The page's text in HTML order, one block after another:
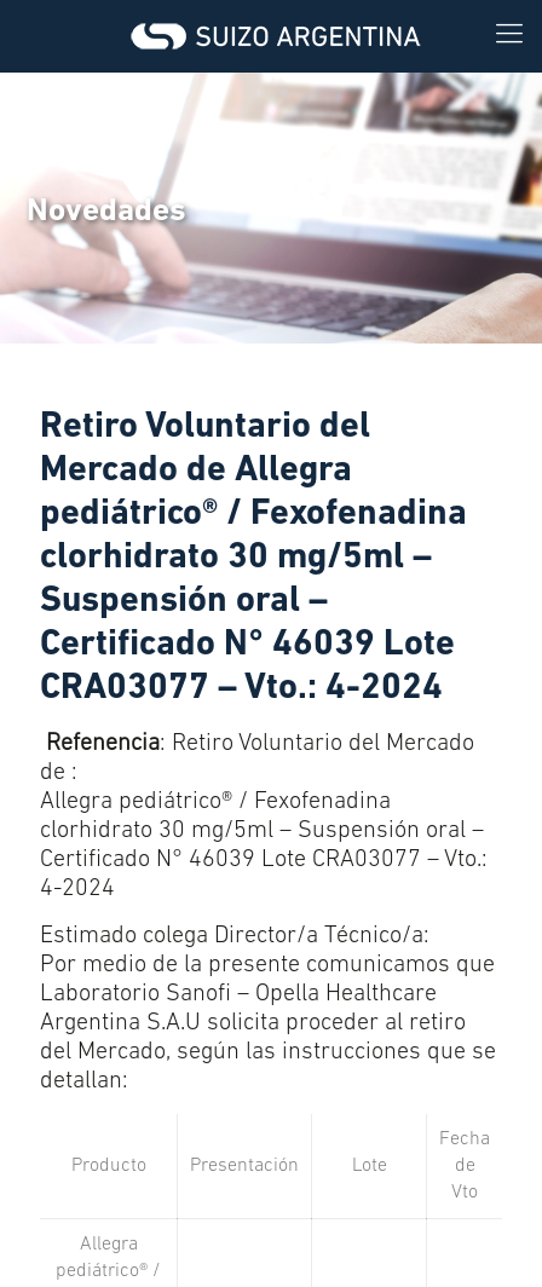
Novedades
Retiro Voluntario del
Mercado de Allegra
pediátrico® / Fexofenadina
clorhidrato 30 mg/5ml –
Suspensión oral –
Certificado N° 46039 Lote
CRA03077 – Vto.: 4-2024
Refenencia: Retiro Voluntario del Mercado
de :
Allegra pediátrico® / Fexofenadina
clorhidrato 30 mg/5ml – Suspensión oral –
Certificado N° 46039 Lote CRA03077 – Vto.:
4-2024
Estimado colega Director/a Técnico/a:
Por medio de la presente comunicamos que
Laboratorio Sanofi – Opella Healthcare
Argentina S.A.U solicita proceder al retiro
del Mercado, según las instrucciones que se
detallan:
Producto Presentación Lote
Fecha
de
Vto
Allegra
pediátrico® /